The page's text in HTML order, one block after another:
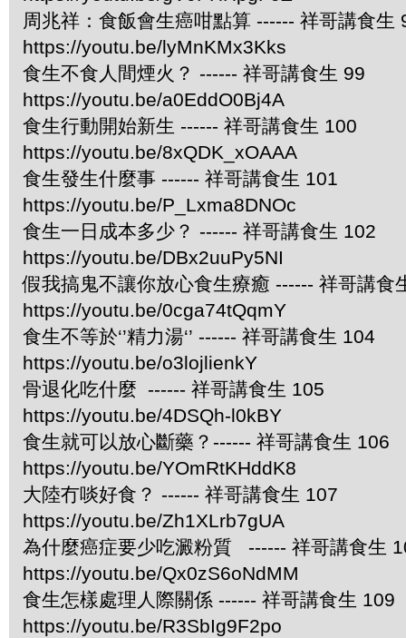
周兆祥：食飯會生癌咁點算 ------ 祥哥講食生
https://youtu.be/lyMnKMx3Kks
食生不食人間煙火？ ------ 祥哥講食生 99
https://youtu.be/a0EddO0Bj4A
食生行動開始新生 ------ 祥哥講食生 100
https://youtu.be/8xQDK_xOAAA
食生發生什麼事 ------ 祥哥講食生 101
https://youtu.be/P_Lxma8DNOc
食生一日成本多少？ ------ 祥哥講食生 102
https://youtu.be/DBx2uuPy5NI
假我搞鬼不讓你放心食生療癒 ------ 祥哥講食
https://youtu.be/0cga74tQqmY
食生不等於‘’精力湯‘’ ------ 祥哥講食生 104
https://youtu.be/o3lojlienkY
骨退化吃什麼 ------ 祥哥講食生 105
https://youtu.be/4DSQh-l0kBY
食生就可以放心斷藥？------ 祥哥講食生 106
https://youtu.be/YOmRtKHddK8
大陸冇啖好食？ ------ 祥哥講食生 107
https://youtu.be/Zh1XLrb7gUA
為什麼癌症要少吃澱粉質 ------ 祥哥講食生
https://youtu.be/Qx0zS6oNdMM
食生怎樣處理人際關係 ------ 祥哥講食生 109
https://youtu.be/R3SbIg9F2po